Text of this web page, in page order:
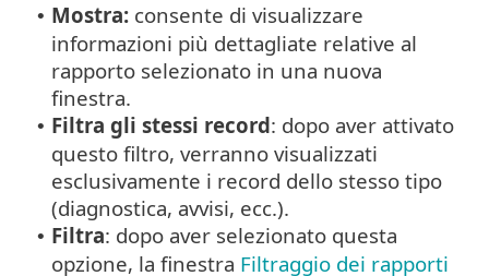
• Mostra: consente di visualizzare
informazioni più dettagliate relative al
rapporto selezionato in una nuova
finestra.
• Filtra gli stessi record: dopo aver attivato
questo filtro, verranno visualizzati
esclusivamente i record dello stesso tipo
(diagnostica, avvisi, ecc.).
• Filtra: dopo aver selezionato questa
opzione, la finestra Filtraggio dei rapporti